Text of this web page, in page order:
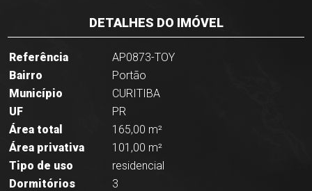
DETALHES DO IMÓVEL
Referência
AP0873-TOY
Bairro
Portão
Município
CURITIBA
UF
PR
Área total
165,00 m²
Área privativa
101,00 m²
Tipo de uso
residencial
Dormitórios
3